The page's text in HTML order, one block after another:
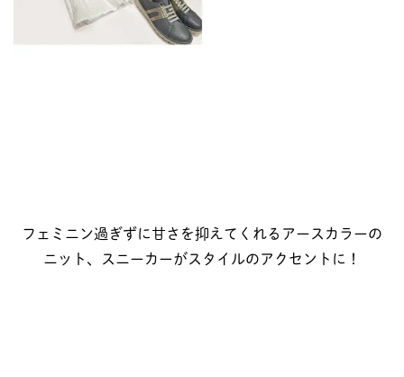
フェミニン過ぎずに甘さを抑えてくれるアースカラーの
ニット、スニーカーがスタイルのアクセントに！